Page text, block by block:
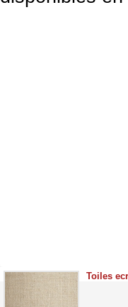
Toiles